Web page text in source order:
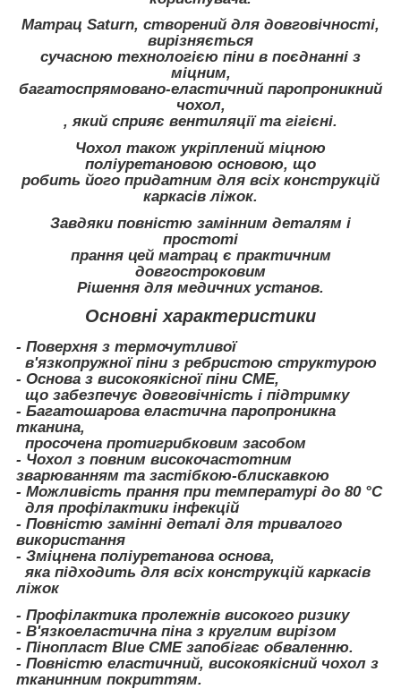
Матрац Saturn, створений для довговічності,
вирізняється
сучасною технологією піни в поєднанні з
міцним,
багатоспрямовано-еластичний паропроникний
чохол,
, який сприяє вентиляції та гігієні.
Чохол також укріплений міцною
поліуретановою основою, що
робить його придатним для всіх конструкцій
каркасів ліжок.
Завдяки повністю замінним деталям і
простоті
прання цей матрац є практичним
довгостроковим
Рішення для медичних установ.
Основні характеристики
- Поверхня з термочутливої
в'язкопружної піни з ребристою структурою
- Основа з високоякісної піни CME,
що забезпечує довговічність і підтримку
- Багатошарова еластична паропроникна
тканина,
просочена протигрибковим засобом
- Чохол з повним високочастотним
зварюванням та застібкою-блискавкою
- Можливість прання при температурі до 80 °C
для профілактики інфекцій
- Повністю замінні деталі для тривалого
використання
- Зміцнена поліуретанова основа,
яка підходить для всіх конструкцій каркасів
ліжок
- Профілактика пролежнів високого ризику
- В'язкоеластична піна з круглим вирізом
- Пінопласт Blue CME запобігає обваленню.
- Повністю еластичний, високоякісний чохол з
тканинним покриттям.